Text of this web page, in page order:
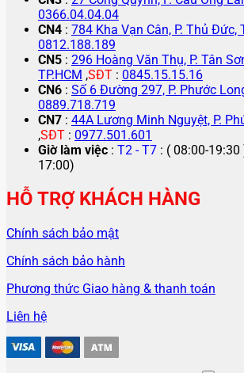
0366.04.04.04
CN4 : 784 Kha Vạn Cân, P. Thủ Đức,
0812.188.189
CN5 : 296 Hoàng Văn Thụ, P. Tân
TP.HCM ,SĐT : 0845.15.15.16
CN6 : Số 6 Đường 297, P. Phước
0889.718.719
CN7 : 44A Lương Minh Nguyệt, P.
,SĐT : 0977.501.601
Giờ làm việc : T2 - T7 : ( 08:00-19:30
17:00)
HỖ TRỢ KHÁCH HÀNG
Chính sách bảo mật
Chính sách bảo hành
Phương thức Giao hàng & thanh toán
Liên hệ